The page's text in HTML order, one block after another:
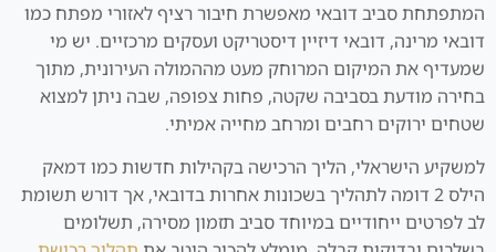
המתפתחת סביב דובאי מאפשרת חיבור רציף לאזורי מפתח כמו
דובאי מרינה, דובאי דיזיין דיסטריקט ועסקים מרכזיים. יש מי
שמעדיף את המיקום המרוחק מעט מההמולה העירונית, מתוך
בחירה מודעת בסביבה שקטה, פחות צפופה, שבה ניתן למצוא
שטחים ירוקים רחבים ומרחב מחייה אמיתי.
למשקיע הישראלי, הליך הרכישה בקהילות חדשות כמו דמאק
הילס 2 דומה לתהליך בשכונות אחרות בדובאי, אך דורש תשומת
לב לפרטים ייחודיים במיוחד סביב תזמון מסירה, תשלומים